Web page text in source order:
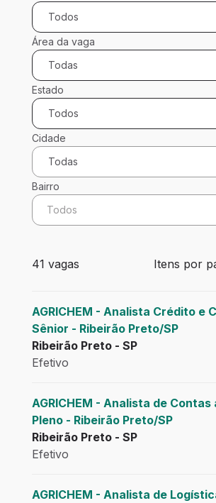
Todos
Área da vaga
Todas
Estado
Todos
Cidade
Todas
Bairro
Todos
41 vagas encontradas para 0
41 vagas Itens por
AGRICHEM - Analista Crédito e
Sênior - Ribeirão Preto/SP
Ribeirão Preto - SP
Efetivo
AGRICHEM - Analista de Contas
Pleno - Ribeirão Preto/SP
Ribeirão Preto - SP
Efetivo
AGRICHEM - Analista de